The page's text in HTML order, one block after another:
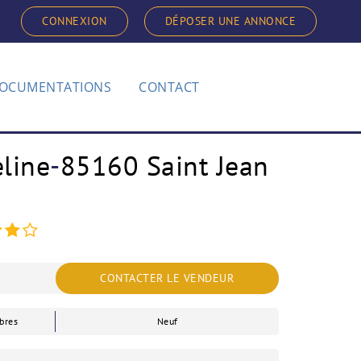
DÉPOSER UNE ANNONCE
CONNEXION
CONTACT
-85160 Saint Jean
CONTACTER LE VENDEUR
Neuf